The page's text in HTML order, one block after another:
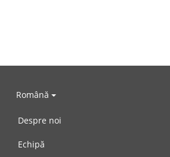
Română
Despre noi
Echipă